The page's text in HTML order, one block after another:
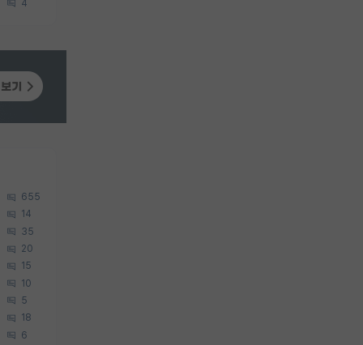
4
655
14
35
20
15
10
5
18
6